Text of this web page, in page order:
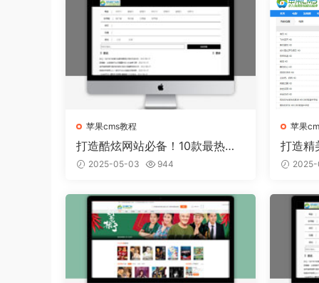
苹果cms教程
打造酷炫网站必备！10款最热门
的苹果CMS模板推荐
2025-05-03 944
苹果
打造精
板从容